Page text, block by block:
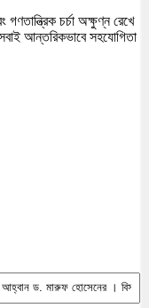
চর্চা অক্ষুণ্ন রেখে
আন্তরিকভাবে সহযোগিতা